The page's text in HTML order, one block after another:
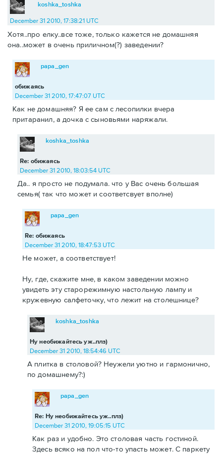
koshka_toshka
December 31 2010, 17:38:21 UTC
Хотя..про елку..все тоже, только кажется не домашняя
она..может в очень приличном(?) заведении?
обижаясь
papa_gen
December 31 2010, 17:47:07 UTC
Как не домашняя? Я ее сам с лесопилки вчера
притаранил, а дочка с сыновьями наряжали.
Re: обижаясь
koshka_toshka
December 31 2010, 18:03:54 UTC
Да.. я просто не подумала. что у Вас очень большая
семья( так что может и соответсвует вполне)
Re: обижаясь
papa_gen
December 31 2010, 18:47:53 UTC
Не может, а соответствует!
Ну, где, скажите мне, в каком заведении можно
увидеть эту старорежимную настольную лампу и
кружевную салфеточку, что лежит на столешнице?
Ну необижайтесь уж..плз)
koshka_toshka
December 31 2010, 18:54:46 UTC
А плитка в столовой? Неужели уютно и гармонично,
по домашнему?:)
Re: Ну необижайтесь уж..плз)
papa_gen
December 31 2010, 19:05:15 UTC
Как раз и удобно. Это столовая часть гостиной.
Здесь всяко на пол что-то упасть может. С паркету